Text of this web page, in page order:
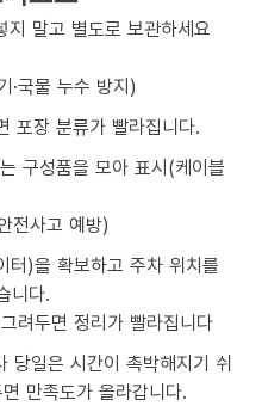
지 말고 별도로 보관하세요
·국물 누수 방지)
포장 분류가 빨라집니다.
구성품을 모아 표시(케이블
전사고 예방)
터)을 확보하고 주차 위치를
니다.
려두면 정리가 빨라집니다
당일은 시간이 촉박해지기 쉬
만족도가 올라갑니다.